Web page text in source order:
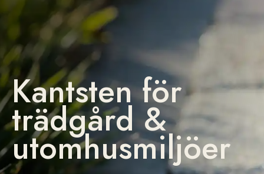
Kantsten för
trädgård &
utomhusmiljöer